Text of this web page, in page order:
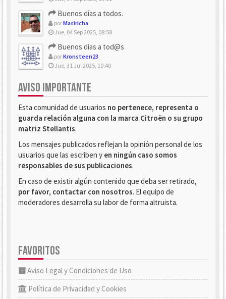
Buenos días a todos.
porMasiricha
Jue, 04 Sep 2025, 08:58
Buenos dias a tod@s
porKronsteen23
Jue, 31 Jul 2025, 10:40
AVISO IMPORTANTE
Esta comunidad de usuarios no pertenece, representa o
guarda relación alguna con la marca Citroën o su grupo
matriz Stellantis.
Los mensajes publicados reflejan la opinión personal de los
usuarios que las escriben y en ningún caso somos
responsables de sus publicaciones.
En caso de existir algún contenido que deba ser retirado,
por favor, contactar con nosotros. El equipo de
moderadores desarrolla su labor de forma altruista.
FAVORITOS
Aviso Legal y Condiciones de Uso
Política de Privacidad y Cookies